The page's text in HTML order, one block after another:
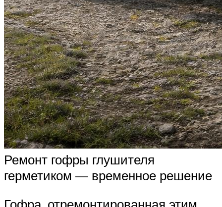
Ремонт гофры глушителя
герметиком — временное решение
Гофра, отремонтированная этим